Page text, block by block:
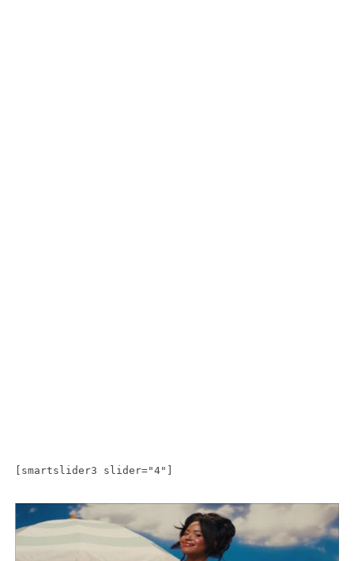
[smartslider3 slider="4"]